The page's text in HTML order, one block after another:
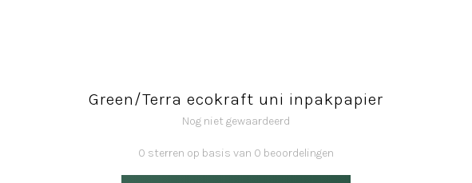
Green/Terra ecokraft uni inpakpapier
Nog niet gewaardeerd
0 sterren op basis van 0 beoordelingen